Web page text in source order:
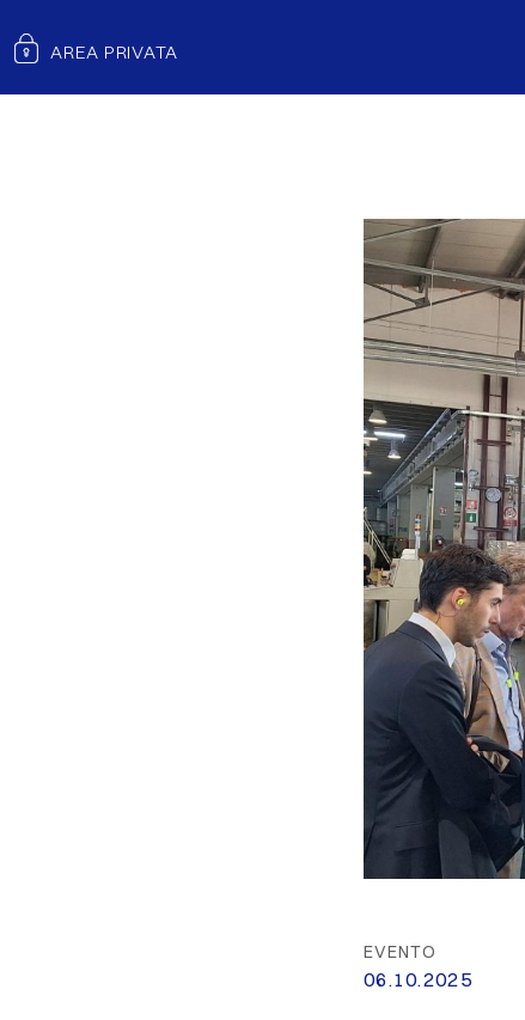
AREA PRIVATA
BANCA PROFILO RINNOVA IL REVERSE
EVENTO
06.10.2025